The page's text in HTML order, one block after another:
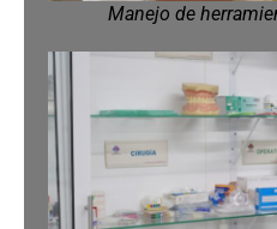
Manejo de